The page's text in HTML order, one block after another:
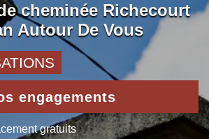
cheminée Richecourt
Autour De Vous
engagements
gratuits